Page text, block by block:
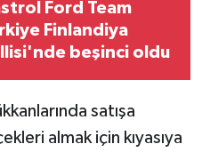
Ford Team
Finlandiya
beşinci oldu
satışa
almak için kıyasıya